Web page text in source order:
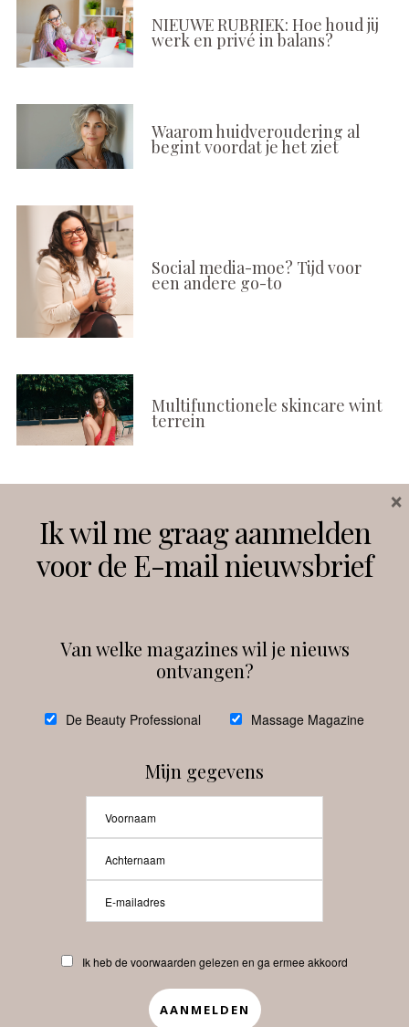
NIEUWE RUBRIEK: Hoe houd jij
werk en privé in balans?
Waarom huidveroudering al
begint voordat je het ziet
Social media-moe? Tijd voor
een andere go-to
Multifunctionele skincare wint
terrein
Instagram Facebook
debeautyprofessional
Beauty-Pro.nl
Abonneren Contact
APP
Ik wil me graag aanmelden
voor de E-mail nieuwsbrief
Van welke magazines wil je nieuws
ontvangen?
De Beauty Professional Massage Magazine
Mijn gegevens
Ik heb de voorwaarden gelezen en ga ermee akkoord
×